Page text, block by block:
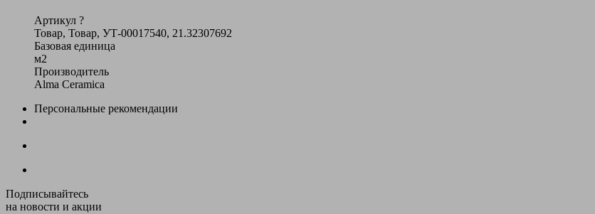
Артикул ?
Товар, Товар, УТ-00017540, 21.32307692
Базовая единица
м2
Производитель
Alma Ceramica
Персональные рекомендации
Подписывайтесь
на новости и акции